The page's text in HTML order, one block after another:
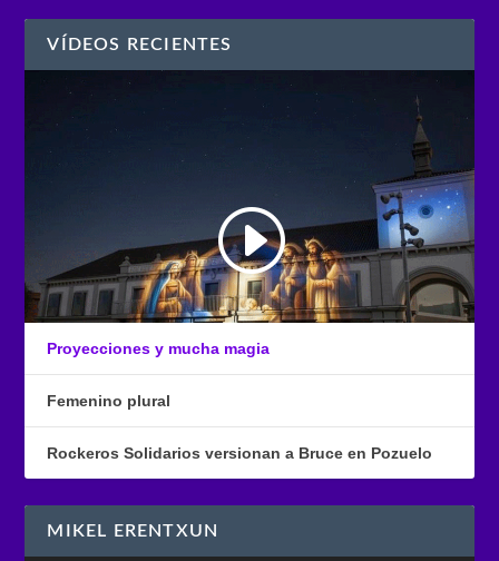
VÍDEOS RECIENTES
Proyecciones y mucha magia
Femenino plural
Rockeros Solidarios versionan a Bruce en Pozuelo
MIKEL ERENTXUN